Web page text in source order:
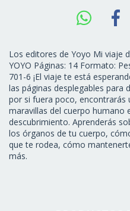
Los editores de Yoyo Mi viaje
YOYO Páginas: 14 Formato:
701-6 ¡El viaje te está
las páginas desplegables para
por si fuera poco, encontrarás
maravillas del cuerpo humano
descubrimiento. Aprenderás
los órganos de tu cuerpo,
que te rodea, cómo
más.